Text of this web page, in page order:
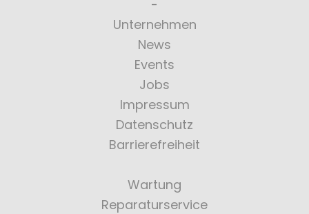
Unternehmen
News
Events
Jobs
Impressum
Datenschutz
Barrierefreiheit
Wartung
Reparaturservice